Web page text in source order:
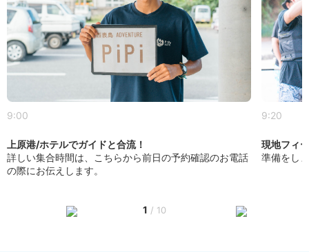
9:00
上原港/ホテルでガイドと合流！
詳しい集合時間は、こちらから前日の予約確認のお電話
の際にお伝えします。
9:20
現地フィ
準備をし
1 / 10